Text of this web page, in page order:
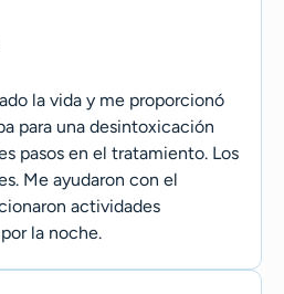
la vida y me proporcionó
para una desintoxicación
pasos en el tratamiento. Los
Me ayudaron con el
actividades
la noche.